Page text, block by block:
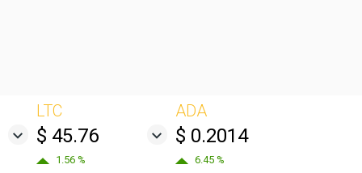
LTC
$ 45.76
1.56 %
ADA
$ 0.2014
6.45 %